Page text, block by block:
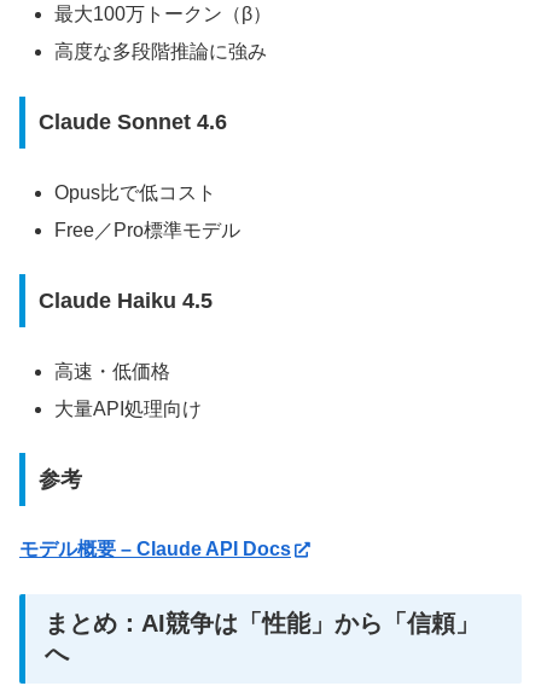
最大100万トークン（β）
高度な多段階推論に強み
Claude Sonnet 4.6
Opus比で低コスト
Free／Pro標準モデル
Claude Haiku 4.5
高速・低価格
大量API処理向け
参考
モデル概要 – Claude API Docs
まとめ：AI競争は「性能」から「信頼」
へ